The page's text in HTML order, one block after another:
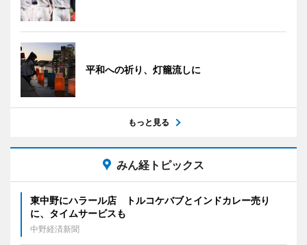
平和への祈り、灯籠流しに
もっと見る
みん経トピックス
東中野にハラール店 トルコケバブとインドカレー売り
に、タイムサービスも
中野経済新聞